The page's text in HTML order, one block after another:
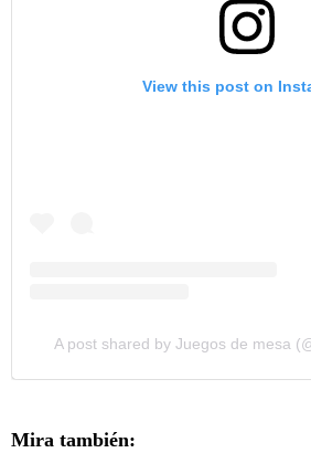
View this post on
A post shared by Juegos de mesa
Mira también: